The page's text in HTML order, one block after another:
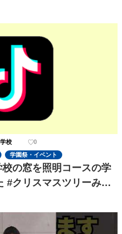
校
0
学園祭・イベント
の窓を照明コースの学
#クリスマスツリーみた